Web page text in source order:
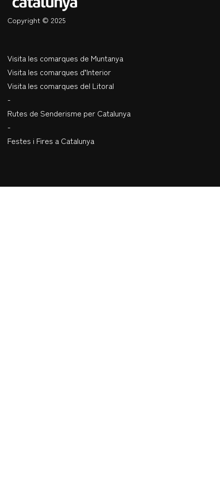
Copyright © 2025
Visita les comarques de Muntanya
Visita les comarques d’Interior
Visita les comarques del Litoral
-
Rutes de Senderisme per Catalunya
-
Festes i Fires a Catalunya